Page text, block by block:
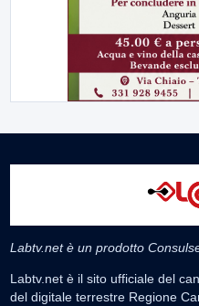
Labtv.net è un prodotto
Labtv.net è il sito ufficiale del
del digitale terrestre Regione